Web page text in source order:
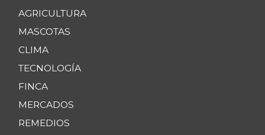
AGRICULTURA
MASCOTAS
CLIMA
TECNOLOGÍA
FINCA
MERCADOS
REMEDIOS